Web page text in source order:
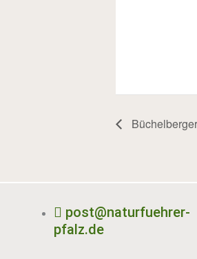
post@naturfuehrer-
pfalz.de